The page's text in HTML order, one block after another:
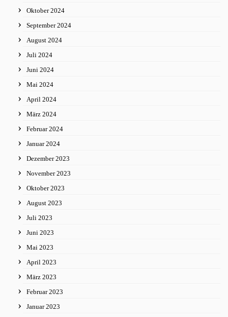
Oktober 2024
September 2024
August 2024
Juli 2024
Juni 2024
Mai 2024
April 2024
März 2024
Februar 2024
Januar 2024
Dezember 2023
November 2023
Oktober 2023
August 2023
Juli 2023
Juni 2023
Mai 2023
April 2023
März 2023
Februar 2023
Januar 2023